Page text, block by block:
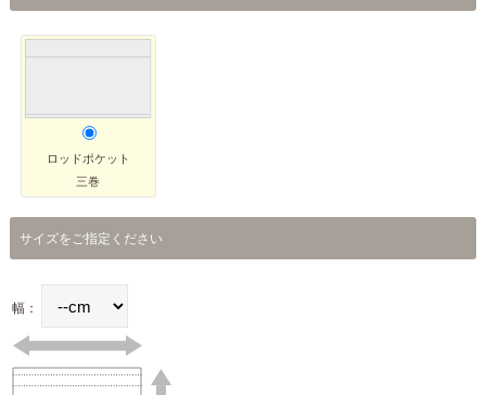
ロッドポケット
三巻
サイズをご指定ください
幅：